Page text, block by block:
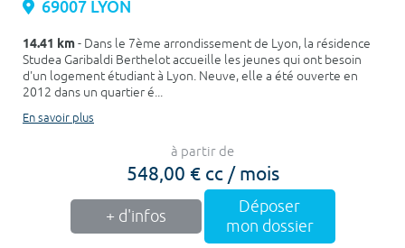
69007 LYON
14.41 km- Dans le 7ème arrondissement de Lyon, la résidence
Studea Garibaldi Berthelot accueille les jeunes qui ont besoin
d'un logement étudiant à Lyon. Neuve, elle a été ouverte en
2012 dans un quartier é...
En savoir plus
à partir de
548,00 € cc / mois
+ d'infos
Déposer
mon dossier